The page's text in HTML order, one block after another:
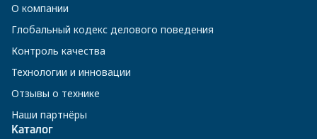
О компании
Глобальный кодекс делового поведения
Контроль качества
Технологии и инновации
Отзывы о технике
Наши партнёры
Каталог